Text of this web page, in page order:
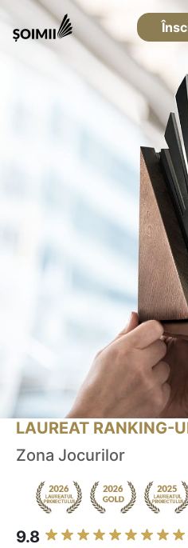
LAUREAT RANKING-
Zona Jocurilor
9.8